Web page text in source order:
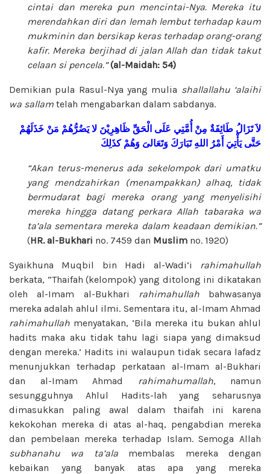
cintai dan mereka pun mencintai-Nya. Mereka itu
merendahkan diri dan lemah lembut terhadap kaum
mukminin dan bersikap keras terhadap orang-orang
kafir. Mereka berjihad di jalan Allah dan tidak takut
celaan si pencela.”(al-Maidah: 54)
Demikian pula Rasul-Nya yang mulia shallallahu ‘alaihi
wa sallam telah mengabarkan dalam sabdanya.
لاَ تَزَالُ طَائِفَةٌ مِنْ أُمَّتِي عَلَى الْحَقِّ ظَاهِرِيْنَ لا يَضُرُّهُمْ مَنْ خَذَلَهُمْ
حَتَّى يَأْتِيَ أَمْرُ اللهِ تَبَارَكَ وَتَعَالىَ وَهُمْ كذَلِكَ
“Akan terus-menerus ada sekelompok dari umatku
yang mendzahirkan (menampakkan) alhaq, tidak
bermudarat bagi mereka orang yang menyelisihi
mereka hingga datang perkara Allah tabaraka wa
ta’ala sementara mereka dalam keadaan demikian.”
(HR. al-Bukhari no. 7459 dan Muslim no. 1920)
Syaikhuna Muqbil bin Hadi al-Wadi‘i
rahimahullah
berkata, “Thaifah (kelompok) yang ditolong ini dikatakan
oleh al-Imam al-Bukhari
rahimahullahbahwasanya
mereka adalah ahlul ilmi. Sementara itu, al-Imam Ahmad
rahimahullah menyatakan, ‘Bila mereka itu bukan ahlul
hadits maka aku tidak tahu lagi siapa yang dimaksud
dengan mereka.’ Hadits ini walaupun tidak secara lafadz
menunjukkan terhadap perkataan al-Imam al-Bukhari
dan al-Imam Ahmad
rahimahumallah, namun
sesungguhnya Ahlul Hadits-lah yang seharusnya
dimasukkan paling awal dalam thaifah ini karena
kekokohan mereka di atas al-haq, pengabdian mereka
dan pembelaan mereka terhadap Islam. Semoga Allah
subhanahu wa ta’alamembalas mereka dengan
kebaikan yang banyak atas apa yang mereka